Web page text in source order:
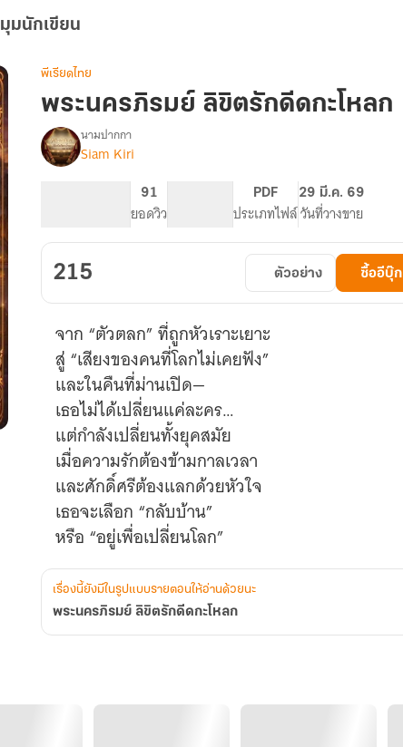
มุมนักเขียน
พีเรียดไทย
พระนครภิรมย์ ลิขิตรักดีดกะโหลก
เรื่อง
พระนคร
ดีด
กะโหลก
นามปากกา
Siam Kiri
91
ยอดวิว
PDF
ประเภทไฟล์
29 มี.ค. 69
วันที่วางขาย
215 ตัวอย่าง ซื้ออีบุ๊ก
จาก “ตัวตลก” ที่ถูกหัวเราะเยาะ
สู่ “เสียงของคนที่โลกไม่เคยฟัง”
และในคืนที่ม่านเปิด—
เธอไม่ได้เปลี่ยนแค่ละคร…
แต่กำลังเปลี่ยนทั้งยุคสมัย
เมื่อความรักต้องข้ามกาลเวลา
และศักดิ์ศรีต้องแลกด้วยหัวใจ
เธอจะเลือก “กลับบ้าน”
เรื่องนี้ยังมีในรูปแบบรายตอนให้อ่านด้วยนะ
พระนครภิรมย์ ลิขิตรักดีดกะโหลก